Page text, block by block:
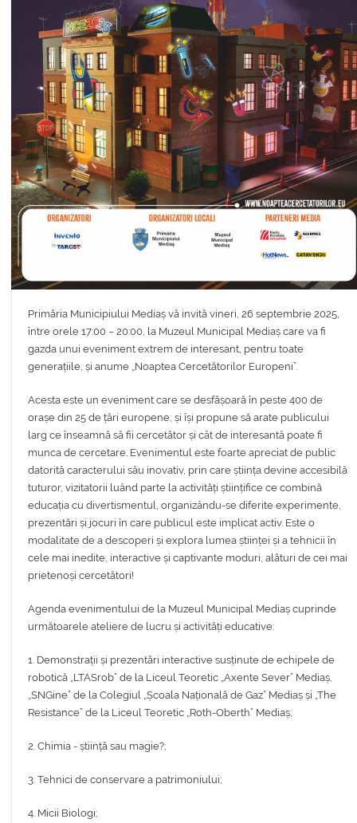
Primăria Municipiului Mediaș vă invită vineri, 26 septembrie 2025,
între orele 17:00 – 20:00, la Muzeul Municipal Mediaș care va fi
gazda unui eveniment extrem de interesant, pentru toate
generațiile, și anume „Noaptea Cercetătorilor Europeni”.
Acesta este un eveniment care se desfășoară în peste 400 de
orașe din 25 de țări europene, și își propune să arate publicului
larg ce înseamnă să fii cercetător și cât de interesantă poate fi
munca de cercetare. Evenimentul este foarte apreciat de public
datorită caracterului său inovativ, prin care știința devine accesibilă
tuturor, vizitatorii luând parte la activități științifice ce combină
educația cu divertismentul, organizându-se diferite experimente,
prezentări și jocuri în care publicul este implicat activ. Este o
modalitate de a descoperi și explora lumea științei și a tehnicii în
cele mai inedite, interactive și captivante moduri, alături de cei mai
prietenoși cercetători!
Agenda evenimentului de la Muzeul Municipal Mediaș cuprinde
următoarele ateliere de lucru și activități educative:
1. Demonstrații și prezentări interactive susținute de echipele de
robotică „LTASrob” de la Liceul Teoretic „Axente Sever” Mediaș,
„SNGine” de la Colegiul „Școala Națională de Gaz” Mediaș și „The
Resistance” de la Liceul Teoretic „Roth-Oberth” Mediaș;
2. Chimia - știință sau magie?;
3. Tehnici de conservare a patrimoniului;
4. Micii Biologi;